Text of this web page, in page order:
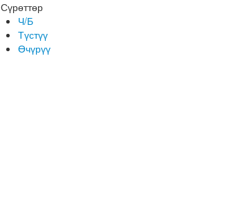
Сүрөттөр
Ч/Б
Түстүү
Өчүрүү